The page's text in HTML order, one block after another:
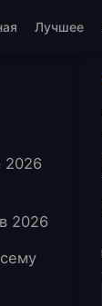
Лучшее
2026
2026